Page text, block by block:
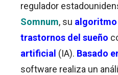
regulador
Somnum, su algoritmo
trastornos del sueño
artificial (IA). Basado
software realiza un